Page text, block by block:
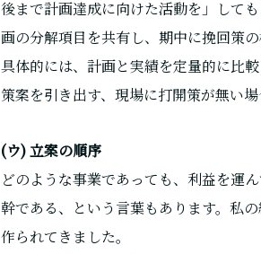
後まで計画達成に向けた活動を」して
画の分解項目を共有し、期中に挽回策
具体的には、計画と実績を定量的に比
策案を引き出す、現場に打開策が無い
(ウ) 立案の順序
どのような事業であっても、利益を運
幹である、という言葉もあります。私
作られてきました。